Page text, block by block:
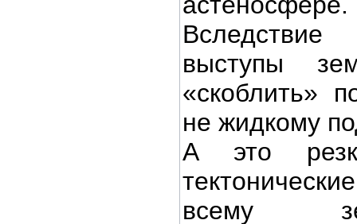
выступы
«скоблить»
не жидкому
А это
всему